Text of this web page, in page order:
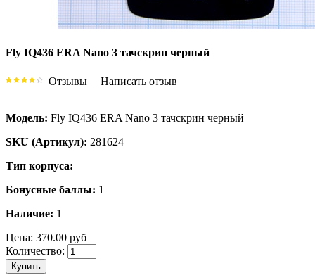
Fly IQ436 ERA Nano 3 тачскрин черный
Отзывы | Написать отзыв
Модель: Fly IQ436 ERA Nano 3 тачскрин черный
SKU (Артикул): 281624
Тип корпуса:
Бонусные баллы: 1
Наличие: 1
Цена: 370.00 руб
Количество:
Купить